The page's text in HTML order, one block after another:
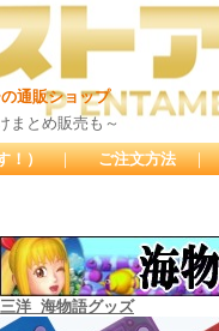
販ショップ
め販売も～
！） ｜ ご注文方法 ｜
三洋 海物語グッズ